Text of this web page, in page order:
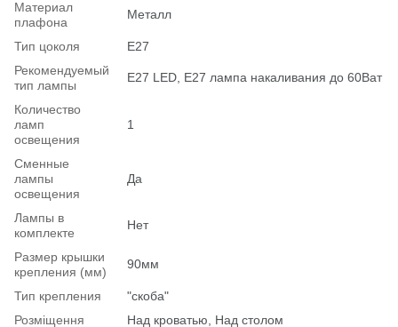
Материал
плафона
Металл
Тип цоколя
E27
Рекомендуемый
тип лампы
Е27 LED, E27 лампа накаливания до 60Ват
Количество
ламп
освещения
1
Сменные
лампы
освещения
Да
Лампы в
комплекте
Нет
Размер крышки
крепления (мм)
90мм
Тип крепления
"скоба"
Розміщення
Над кроватью, Над столом